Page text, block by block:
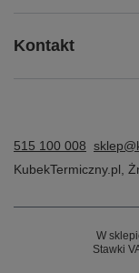
Kontakt
515 100 008
KubekTermiczny.pl
W
Stawki